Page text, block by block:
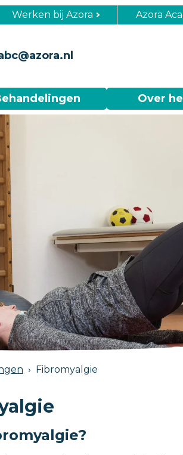
Werken bij Azora Azora
Over
Fibromyalgie